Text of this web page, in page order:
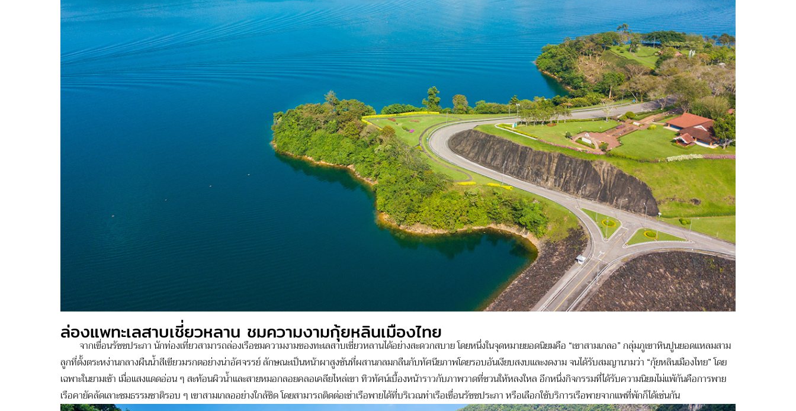
ล่องแพทะเลสาบเชี่ยวหลาน ชมความงามกุ้ยหลินเมืองไทย
จากเขื่อนรัชชประภา นักท่องเที่ยวสามารถล่องเรือชมความงามของทะเลสาบเชี่ยวหลานได้อย่างสะดวกสบาย โดยหนึ่งในจุดหมายยอดนิยมคือ “เขาสามเกลอ” กลุ่มภูเขาหินปูนยอดแหลมสาม
ลูกที่ตั้งตระหง่านกลางผืนน้ำสีเขียวมรกตอย่างน่าอัศจรรย์ ลักษณะเป็นหน้าผาสูงชันที่ผสานกลมกลืนกับทัศนียภาพโดยรอบอันเงียบสงบและงดงาม จนได้รับสมญานามว่า “กุ้ยหลินเมืองไทย” โดย
เฉพาะในยามเช้า เมื่อแสงแดดอ่อน ๆ สะท้อนผิวน้ำและสายหมอกลอยคลอเคลียไหล่เขา ทิวทัศน์เบื้องหน้าราวกับภาพวาดที่ชวนให้หลงใหล อีกหนึ่งกิจกรรมที่ได้รับความนิยมไม่แพ้กันคือการพาย
เรือคายัคลัดเลาะชมธรรมชาติรอบ ๆ เขาสามเกลออย่างใกล้ชิด โดยสามารถติดต่อเช่าเรือพายได้ที่บริเวณท่าเรือเขื่อนรัชชประภา หรือเลือกใช้บริการเรือพายจากแพที่พักก็ได้เช่นกัน